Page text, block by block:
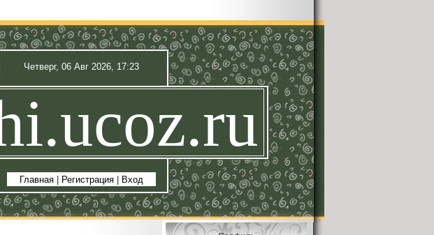
Четверг, 06 Авг 2026, 17:23
Главная Регистрация Вход